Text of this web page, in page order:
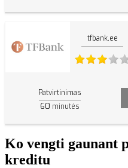
tfbank.ee
Patvirtinimas
60 minutės
Ko vengti gaunant
kreditu